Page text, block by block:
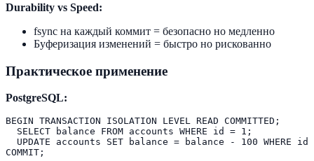
Durability vs Speed:
fsync на каждый коммит = безопасно но медленно
Буферизация изменений = быстро но рискованно
Практическое применение
PostgreSQL:
BEGIN TRANSACTION ISOLATION LEVEL READ COMMITTED;
  SELECT balance FROM accounts WHERE id = 1;
UPDATE accounts SET balance = balance - 100 WHERE